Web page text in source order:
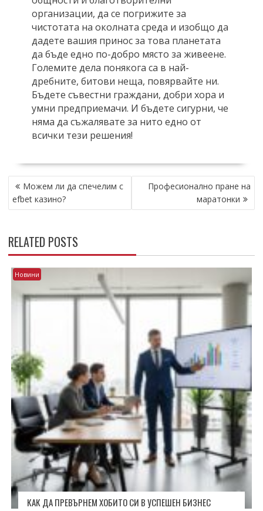
организации, да се погрижите за
чистотата на околната среда и изобщо да
дадете вашия принос за това планетата
да бъде едно по-добро място за живеене.
Големите дела понякога са в най-
дребните, битови неща, повярвайте ни.
Бъдете съвестни граждани, добри хора и
умни предприемачи. И бъдете сигурни, че
няма да съжалявате за нито едно от
всички тези решения!
POST
NAVIGATION
Можем ли да спечелим с
efbet казино?
Професионално пране на
маратонки
RELATED POSTS
Новини
КАК ДА ПРЕВЪРНЕМ ХОБИТО СИ В УСПЕШЕН БИЗНЕС